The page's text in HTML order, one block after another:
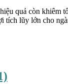
quả còn khiêm
tích lũy lớn cho